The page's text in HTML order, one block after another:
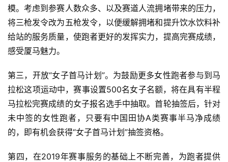
模。考虑到参赛人数众多、以及赛道人流拥堵带来的压力，
将三枪发令改为五枪发令，以便缓解拥堵和提升饮水饮料补
给站的服务质量，使跑者更好的发挥实力，提高完赛成绩，
感受厦马魅力。
第三，开放“女子首马计划”。为鼓励更多女性跑者参与到马
拉松这项运动中，赛事设置500名女子名额，将在具有半程
马拉松完赛成绩的女子报名选手中抽取。首轮抽签后，针对
未中签的女性跑者，只要有中国田协A类赛事半马净成绩
的，即有机会获得“女子首马计划”抽签资格。
第四，在2019年赛事服务的基础上不断完善，为跑者提供